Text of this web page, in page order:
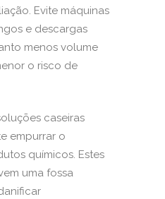
Evite máquinas
e descargas
menos volume
o risco de
caseiras
empurrar o
químicos. Estes
uma fossa